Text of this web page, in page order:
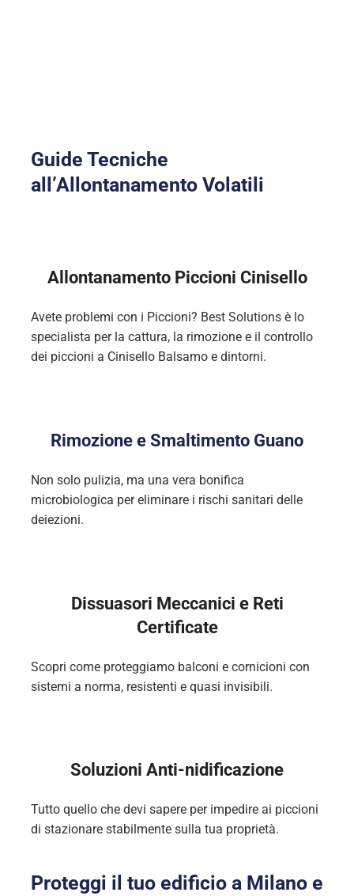
Guide Tecniche
all’Allontanamento Volatili
Allontanamento Piccioni Cinisello
Avete problemi con i Piccioni? Best Solutions è lo
specialista per la cattura, la rimozione e il controllo
dei piccioni a Cinisello Balsamo e dintorni.
Rimozione e Smaltimento Guano
Non solo pulizia, ma una vera bonifica
microbiologica per eliminare i rischi sanitari delle
deiezioni.
Dissuasori Meccanici e Reti
Certificate
Scopri come proteggiamo balconi e cornicioni con
sistemi a norma, resistenti e quasi invisibili.
Soluzioni Anti-nidificazione
Tutto quello che devi sapere per impedire ai piccioni
di stazionare stabilmente sulla tua proprietà.
Proteggi il tuo edificio a Milano e